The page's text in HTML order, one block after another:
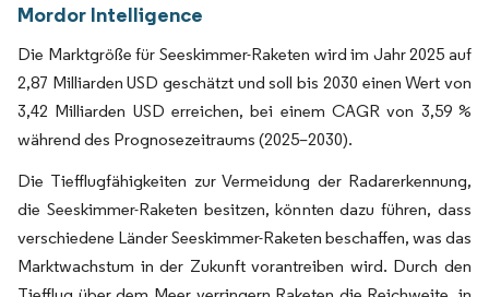
Mordor Intelligence
Die Marktgröße für Seeskimmer-Raketen wird im Jahr 2025 auf
2,87 Milliarden USD geschätzt und soll bis 2030 einen Wert von
3,42 Milliarden USD erreichen, bei einem CAGR von 3,59 %
während des Prognosezeitraums (2025–2030).
Die Tiefflugfähigkeiten zur Vermeidung der Radarerkennung,
die Seeskimmer-Raketen besitzen, könnten dazu führen, dass
verschiedene Länder Seeskimmer-Raketen beschaffen, was das
Marktwachstum in der Zukunft vorantreiben wird. Durch den